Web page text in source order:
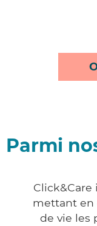
Parmi
mettant en
de vie les